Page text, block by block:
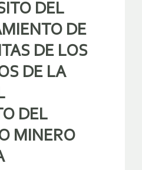
DEL
DE
DE LOS
DE LA
DEL
MINERO